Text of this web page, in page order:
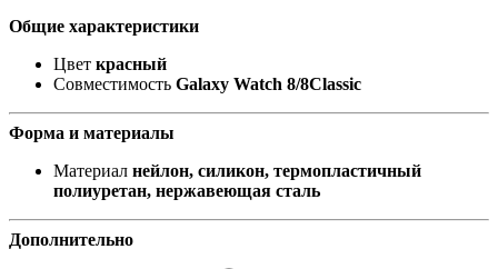
Общие характеристики
Цвет красный
Совместимость Galaxy Watch 8/8Classic
Форма и материалы
Материал нейлон, силикон, термопластичный
полиуретан, нержавеющая сталь
Дополнительно